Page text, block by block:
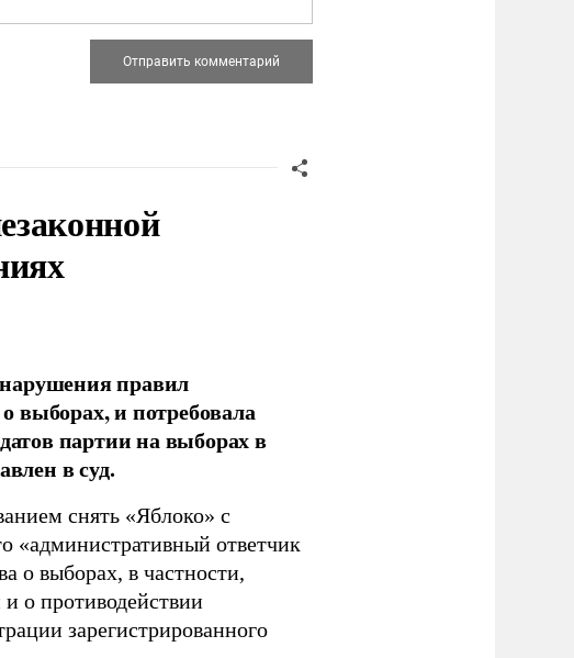
правил
выборах, и потребовала
партии на выборах в
в суд.
снять «Яблоко» с
«административный ответчик
о выборах, в частности,
и о противодействии
зарегистрированного